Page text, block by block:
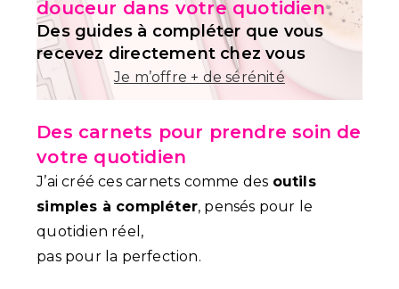
douceur dans votre quotidien
Des guides à compléter que vous
recevez directement chez vous
Je m’offre + de sérénité
Des carnets pour prendre soin de
votre quotidien
J’ai créé ces carnets comme des outils
simples à compléter, pensés pour le
quotidien réel,
pas pour la perfection.